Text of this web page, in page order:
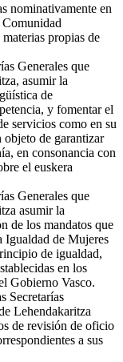
nominativamente en
Comunidad
propias de
Generales que
asumir la
de
y fomentar el
servicios como en su
de garantizar
en consonancia con
el euskera
Generales que
asumir la
de los mandatos que
Igualdad de Mujeres
de igualdad,
en los
Gobierno Vasco.
Secretarías
Lehendakaritza
de revisión de oficio
a sus